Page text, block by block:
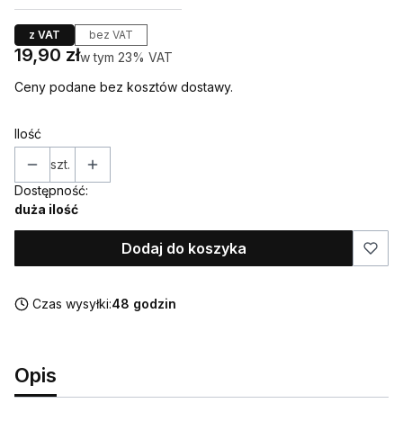
z VAT bez VAT
Cena
19,90 złw tym 23% VAT
w tym 23% VAT
Ceny podane bez kosztów dostawy.
Ilość
szt.
Dostępność:
duża ilość
Dodaj do koszyka
Czas wysyłki:48 godzin
Opis